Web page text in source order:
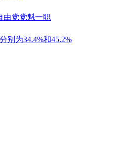
由党党魁一职
别为34.4%和45.2%